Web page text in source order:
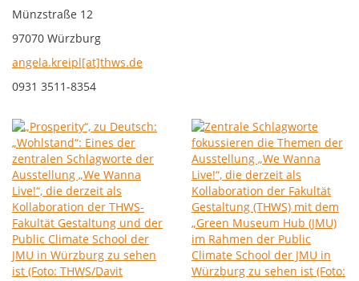
Münzstraße 12
97070 Würzburg
angela.kreipl[at]thws.de
0931 3511-8354